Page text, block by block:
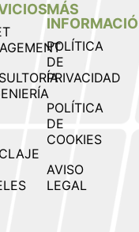
MÁS
POLÍTICA
DE
PRIVACIDAD
POLÍTICA
DE
COOKIES
AVISO
LEGAL